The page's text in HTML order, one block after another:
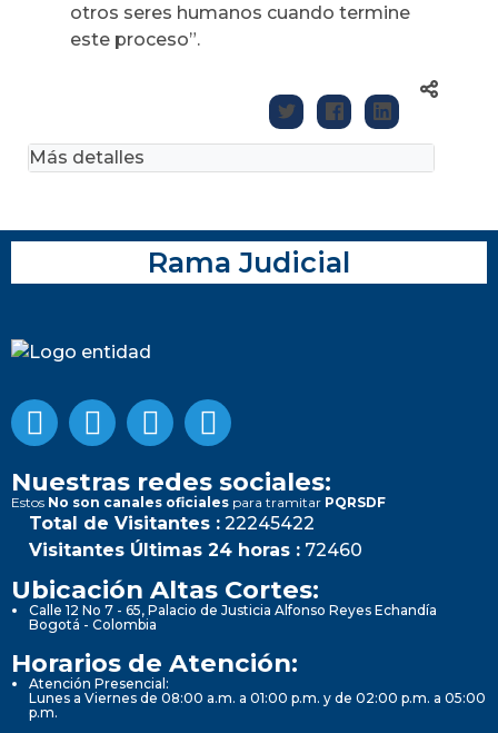
otros seres humanos cuando termine
este proceso”.
Más detalles
Rama Judicial
Nuestras redes sociales:
Estos No son canales oficiales para tramitar PQRSDF
Total de Visitantes : 22245422
Visitantes Últimas 24 horas : 72460
Ubicación Altas Cortes:
Calle 12 No 7 - 65, Palacio de Justicia Alfonso Reyes Echandía
Bogotá - Colombia
Horarios de Atención:
Atención Presencial:
Lunes a Viernes de 08:00 a.m. a 01:00 p.m. y de 02:00 p.m. a 05:00
p.m.